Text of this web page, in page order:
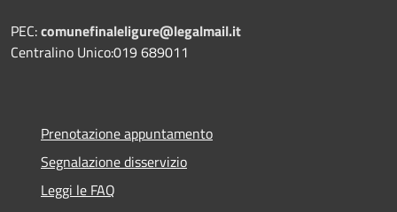
PEC:comunefinaleligure@legalmail.it
Centralino Unico:019 689011
Prenotazione appuntamento
Segnalazione disservizio
Leggi le FAQ